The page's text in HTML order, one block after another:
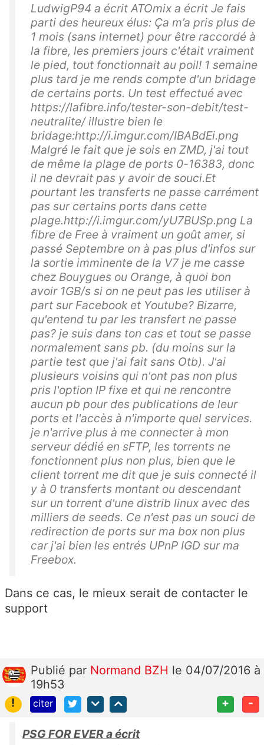
LudwigP94 a écrit ATOmix a écrit Je fais
parti des heureux élus: Ça m’a pris plus de
1 mois (sans internet) pour être raccordé à
la fibre, les premiers jours c'était vraiment
le pied, tout fonctionnait au poil! 1 semaine
plus tard je me rends compte d'un bridage
de certains ports. Un test effectué avec
https://lafibre.info/tester-son-debit/test-
neutralite/ illustre bien le
bridage:http://i.imgur.com/IBABdEi.png
Malgré le fait que je sois en ZMD, j'ai tout
de même la plage de ports 0-16383, donc
il ne devrait pas y avoir de souci.Et
pourtant les transferts ne passe carrément
pas sur certains ports dans cette
plage.http://i.imgur.com/yU7BUSp.png La
fibre de Free à vraiment un goût amer, si
passé Septembre on à pas plus d'infos sur
la sortie imminente de la V7 je me casse
chez Bouygues ou Orange, à quoi bon
avoir 1GB/s si on ne peut pas les utiliser à
part sur Facebook et Youtube? Bizarre,
qu'entend tu par les transfert ne passe
pas? je suis dans ton cas et tout se passe
normalement sans pb. (du moins sur la
partie test que j'ai fait sans Otb). J'ai
plusieurs voisins qui n'ont pas non plus
pris l'option IP fixe et qui ne rencontre
aucun pb pour des publications de leur
ports et l'accès à n'importe quel services.
je n'arrive plus à me connecter à mon
serveur dédié en sFTP, les torrents ne
fonctionnent plus non plus, bien que le
client torrent me dit que je suis connecté il
y à 0 transferts montant ou descendant
sur un torrent d'une distrib linux avec des
milliers de seeds. Ce n'est pas un souci de
redirection de ports sur ma box non plus
car j'ai bien les entrés UPnP IGD sur ma
Freebox.
Dans ce cas, le mieux serait de contacter le
support
Publié par Normand BZH le 04/07/2016 à
19h53
!
citer + -
PSG FOR EVER a écrit